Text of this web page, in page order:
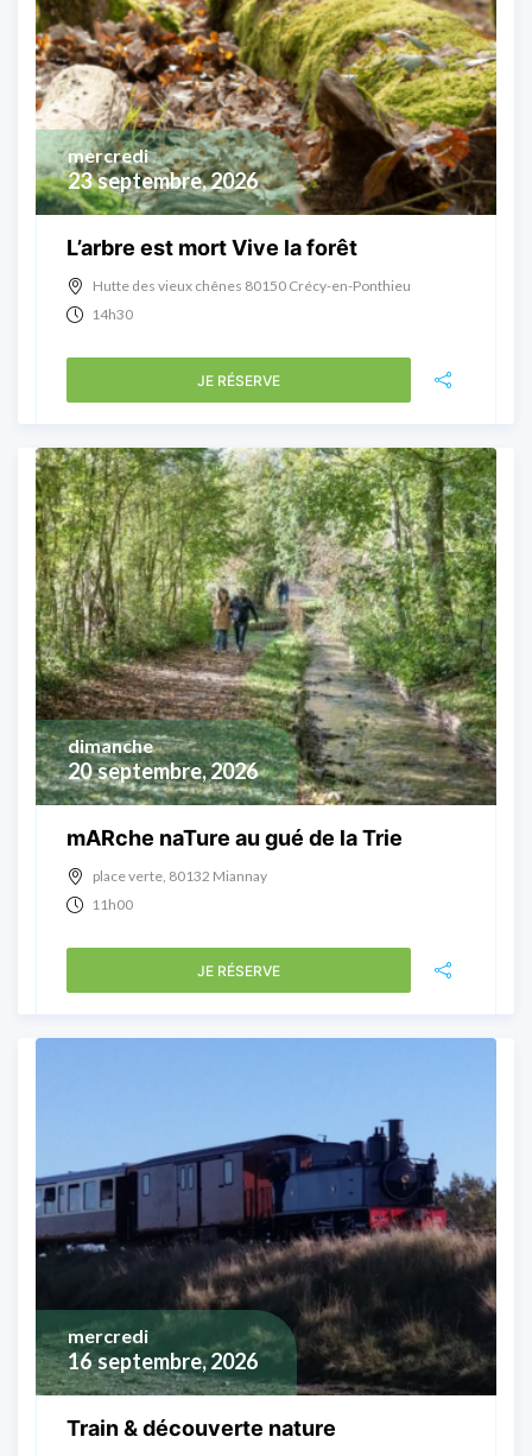
23 septembre, 2026
mercredi
L’arbre est mort Vive la forêt
Hutte des vieux chênes 80150 Crécy-en-Ponthieu
14h30
JE RÉSERVE
20 septembre, 2026
dimanche
mARche naTure au gué de la Trie
place verte, 80132 Miannay
11h00
JE RÉSERVE
16 septembre, 2026
mercredi
Train & découverte nature